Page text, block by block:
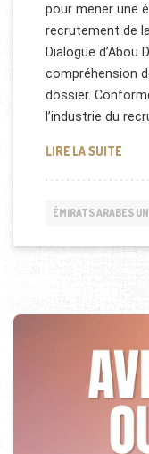
pour mener une
recrutement de
Dialogue d’Abou
compréhension
dossier.
l’industrie du
LIRE LA SUITE
ÉMIRATS ARABES